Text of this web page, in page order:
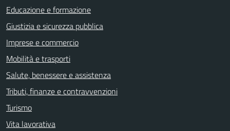
Educazione e formazione
Giustizia e sicurezza pubblica
Imprese e commercio
Mobilità e trasporti
Salute, benessere e assistenza
Tributi, finanze e contravvenzioni
Turismo
Vita lavorativa